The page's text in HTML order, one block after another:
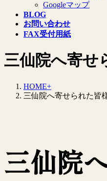
Googleマップ
BLOG
お問い合わせ
FAX受付用紙
三仙院へ寄せ
HOME+
三仙院へ寄せられた皆
三仙院